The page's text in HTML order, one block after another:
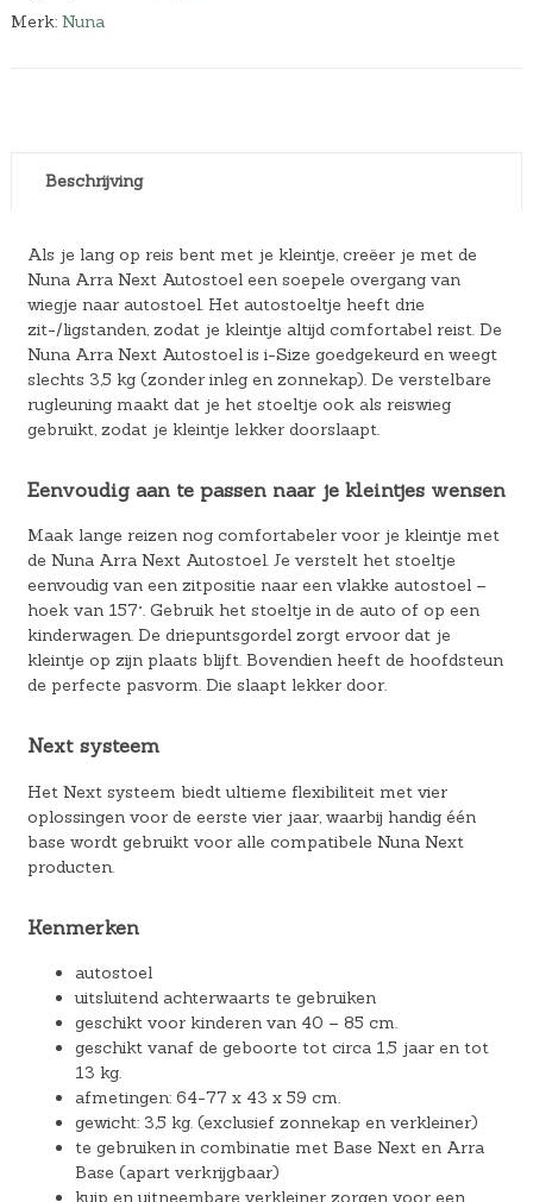
Merk: Nuna
Beschrijving
Als je lang op reis bent met je kleintje, creëer je met de
Nuna Arra Next Autostoel een soepele overgang van
wiegje naar autostoel. Het autostoeltje heeft drie
zit-/ligstanden, zodat je kleintje altijd comfortabel reist. De
Nuna Arra Next Autostoel is i-Size goedgekeurd en weegt
slechts 3,5 kg (zonder inleg en zonnekap). De verstelbare
rugleuning maakt dat je het stoeltje ook als reiswieg
gebruikt, zodat je kleintje lekker doorslaapt.
Eenvoudig aan te passen naar je kleintjes wensen
Maak lange reizen nog comfortabeler voor je kleintje met
de Nuna Arra Next Autostoel. Je verstelt het stoeltje
eenvoudig van een zitpositie naar een vlakke autostoel –
hoek van 157°. Gebruik het stoeltje in de auto of op een
kinderwagen. De driepuntsgordel zorgt ervoor dat je
kleintje op zijn plaats blijft. Bovendien heeft de hoofdsteun
de perfecte pasvorm. Die slaapt lekker door.
Next systeem
Het Next systeem biedt ultieme flexibiliteit met vier
oplossingen voor de eerste vier jaar, waarbij handig één
base wordt gebruikt voor alle compatibele Nuna Next
producten.
Kenmerken
autostoel
uitsluitend achterwaarts te gebruiken
geschikt voor kinderen van 40 – 85 cm.
geschikt vanaf de geboorte tot circa 1,5 jaar en tot
13 kg.
afmetingen: 64-77 x 43 x 59 cm.
gewicht: 3,5 kg. (exclusief zonnekap en verkleiner)
te gebruiken in combinatie met Base Next en Arra
Base (apart verkrijgbaar)
kuip en uitneembare verkleiner zorgen voor een